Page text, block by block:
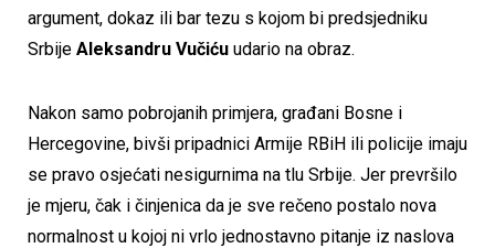
argument, dokaz ili bar tezu s kojom bi predsjedniku
Srbije Aleksandru Vučiću udario na obraz.
Nakon samo pobrojanih primjera, građani Bosne i
Hercegovine, bivši pripadnici Armije RBiH ili policije imaju
se pravo osjećati nesigurnima na tlu Srbije. Jer prevršilo
je mjeru, čak i činjenica da je sve rečeno postalo nova
normalnost u kojoj ni vrlo jednostavno pitanje iz naslova